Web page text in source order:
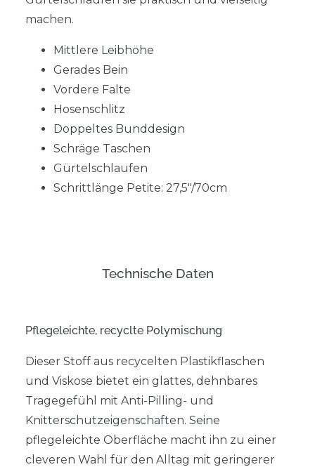
machen.
Mittlere Leibhöhe
Gerades Bein
Vordere Falte
Hosenschlitz
Doppeltes Bunddesign
Schräge Taschen
Gürtelschlaufen
Schrittlänge Petite: 27,5"/70cm
Technische Daten
Pflegeleichte, recyclte Polymischung
Dieser Stoff aus recycelten Plastikflaschen
und Viskose bietet ein glattes, dehnbares
Tragegefühl mit Anti-Pilling- und
Knitterschutzeigenschaften. Seine
pflegeleichte Oberfläche macht ihn zu einer
cleveren Wahl für den Alltag mit geringerer